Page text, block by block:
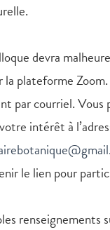
devra
plateforme Zoom.
par courriel. Vous
intérêt à
le lien pour
renseignements